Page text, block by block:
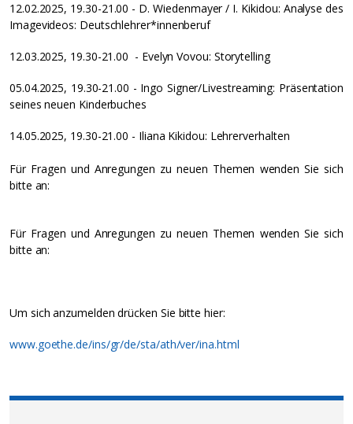
12.02.2025, 19.30-21.00 - D. Wiedenmayer / I. Kikidou: Analyse des
Imagevideos: Deutschlehrer*innenberuf
12.03.2025, 19.30-21.00 - Evelyn Vovou: Storytelling
05.04.2025, 19.30-21.00 - Ingo Signer/Livestreaming: Präsentation
seines neuen Kinderbuches
14.05.2025, 19.30-21.00 - Iliana Kikidou: Lehrerverhalten
Für Fragen und Anregungen zu neuen Themen wenden Sie sich
bitte an:
Für Fragen und Anregungen zu neuen Themen wenden Sie sich
bitte an:
Um sich anzumelden drücken Sie bitte hier:
www.goethe.de/ins/gr/de/sta/ath/ver/ina.html